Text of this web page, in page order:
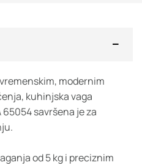
modernim
kuhinjska vaga
savršena je za
od 5 kg i preciznim